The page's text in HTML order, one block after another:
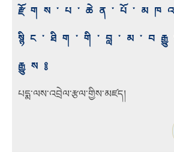
རྒྱུས༔
པདྨ་ལས་འབྲེལ་རྩལ་གྱིས་མཛད།